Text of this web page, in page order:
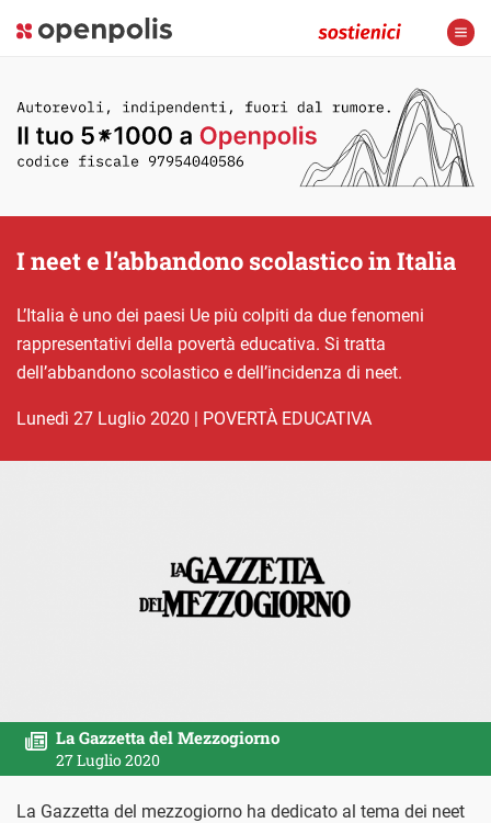
I neet e l’abbandono scolastico in Italia
L’Italia è uno dei paesi Ue più colpiti da due fenomeni
rappresentativi della povertà educativa. Si tratta
dell’abbandono scolastico e dell’incidenza di neet.
lunedì 27 Luglio 2020 | POVERTÀ EDUCATIVA
La Gazzetta del Mezzogiorno
27 Luglio 2020
La Gazzetta del mezzogiorno ha dedicato al tema dei neet